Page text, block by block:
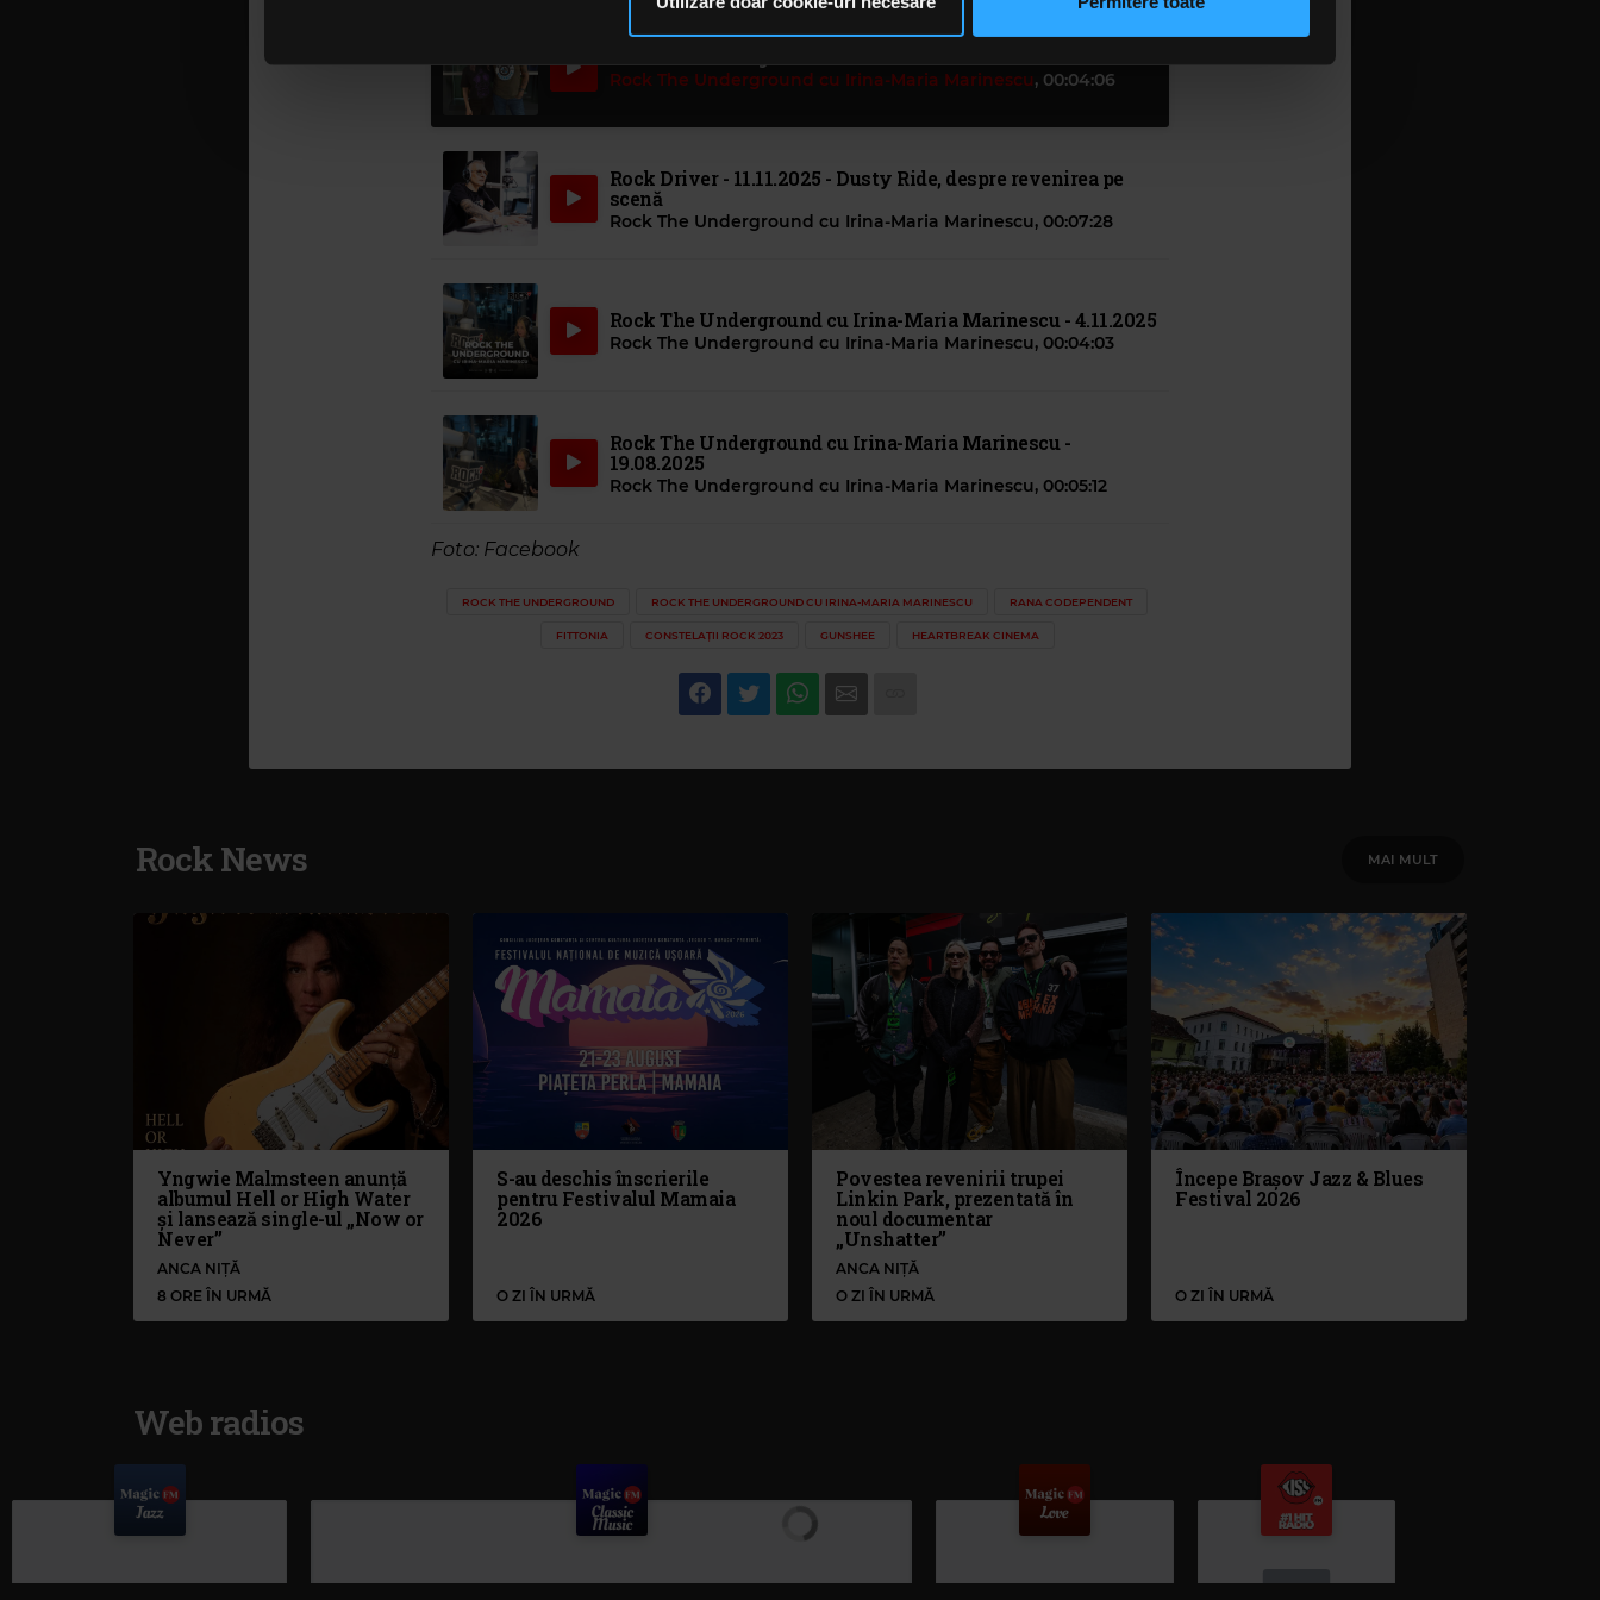
Rock The Underground cu Irina-Maria Marinescu, 00:04:06
Rock Driver - 11.11.2025 - Dusty Ride, despre revenirea pe
scenă
Rock The Underground cu Irina-Maria Marinescu, 00:07:28
Rock The Underground cu Irina-Maria Marinescu - 4.11.2025
Rock The Underground cu Irina-Maria Marinescu, 00:04:03
Rock The Underground cu Irina-Maria Marinescu -
19.08.2025
Rock The Underground cu Irina-Maria Marinescu, 00:05:12
Foto: Facebook
ROCK THE UNDERGROUND ROCK THE UNDERGROUND CU IRINA-MARIA MARINESCU RANA CODEPENDENT
FITTONIA CONSTELAȚII ROCK 2023 GUNSHEE HEARTBREAK CINEMA
Rock News MAI MULT
Yngwie Malmsteen anunță
albumul Hell or High Water
și lansează single-ul „Now or
Never”
ANCA NIȚĂ
8 ORE ÎN URMĂ
S-au deschis înscrierile
pentru Festivalul Mamaia
2026
O ZI ÎN URMĂ
Povestea revenirii trupei
Linkin Park, prezentată în
noul documentar
„Unshatter”
ANCA NIȚĂ
O ZI ÎN URMĂ
Începe Brașov Jazz & Blues
Festival 2026
O ZI ÎN URMĂ
Web radios